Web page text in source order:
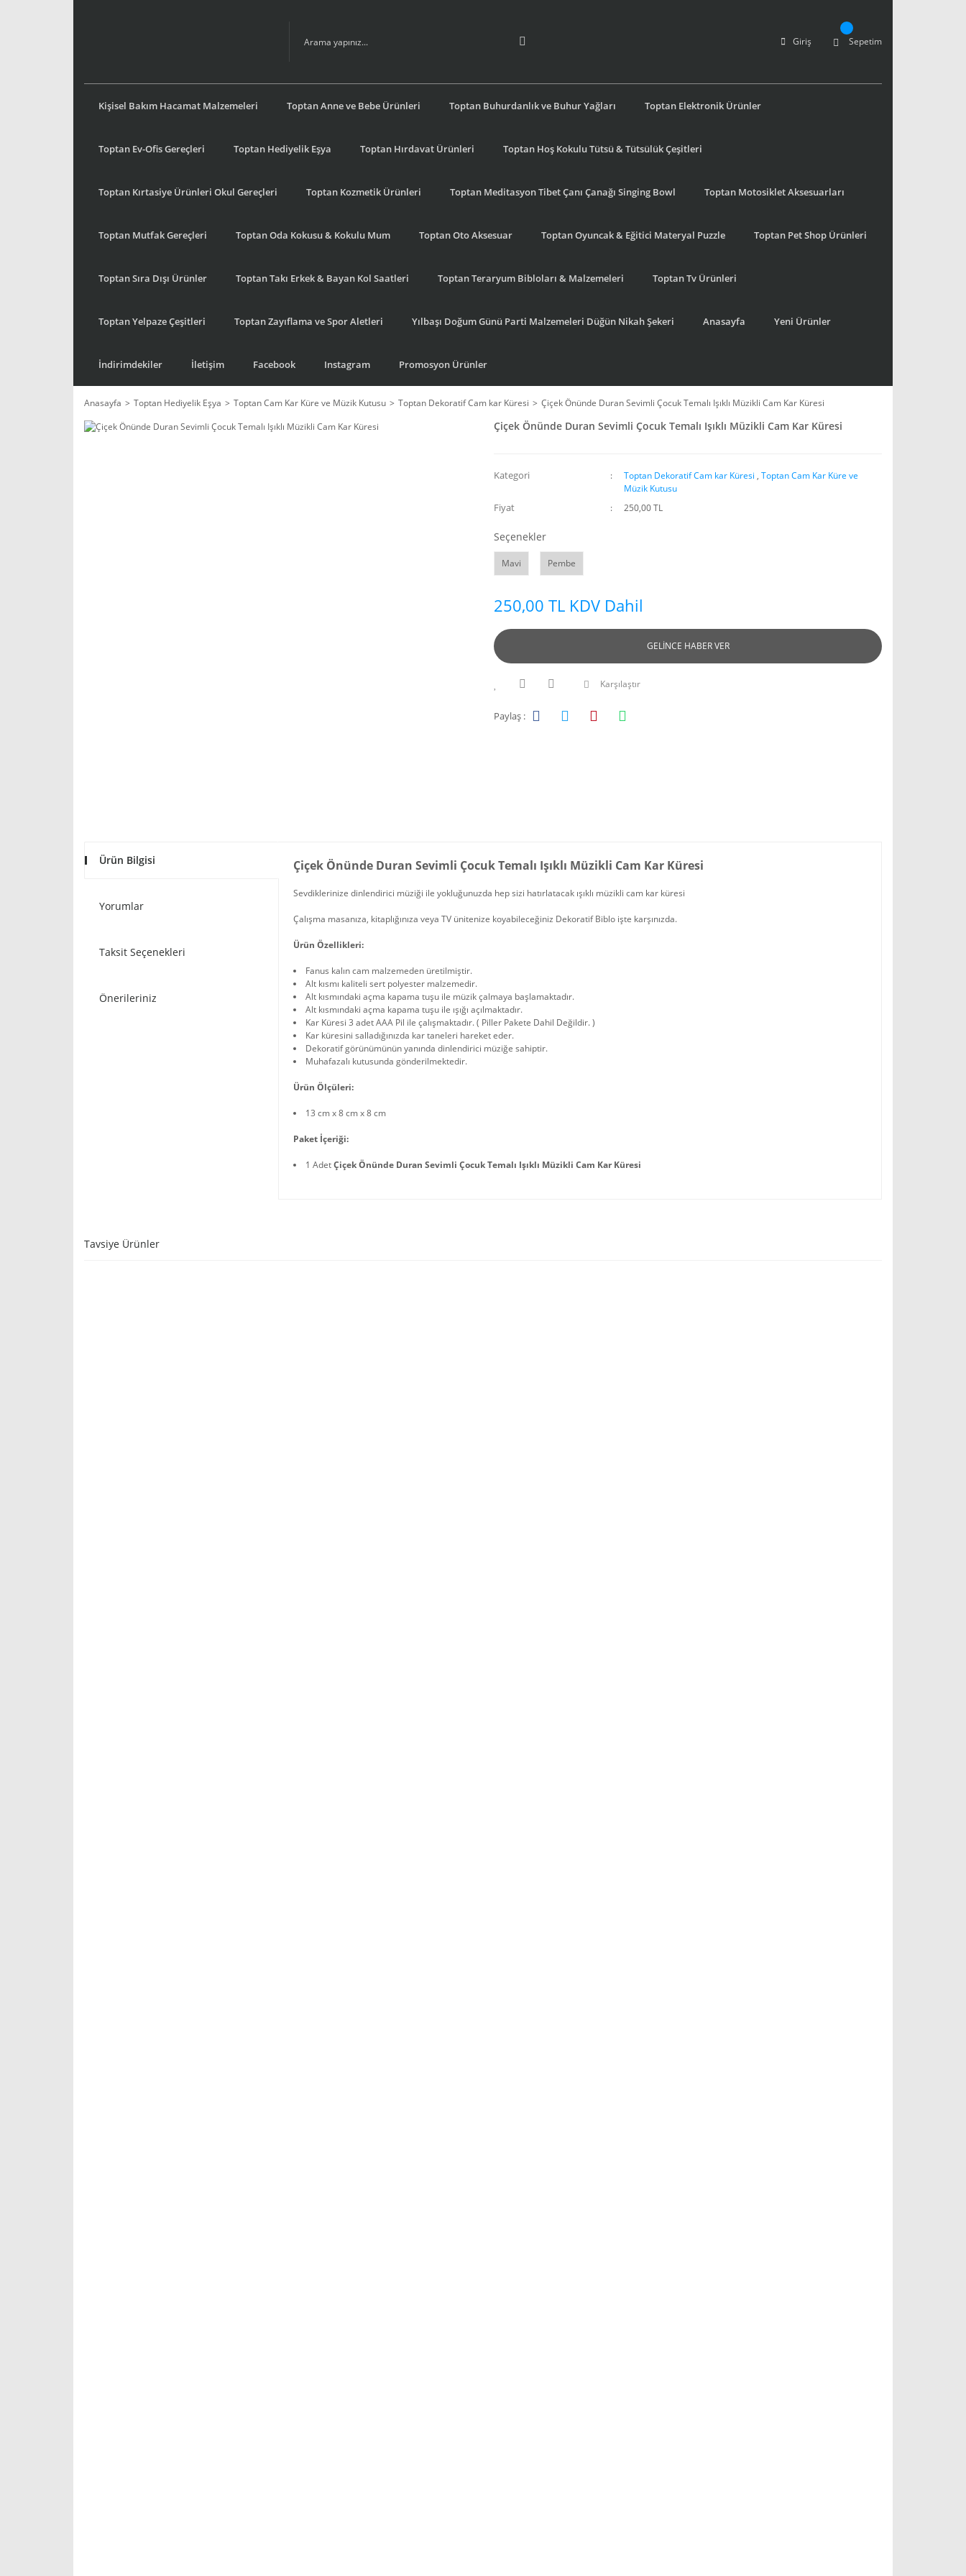
Giriş Sepetim
Kişisel Bakım Hacamat Malzemeleri Toptan Anne ve Bebe Ürünleri Toptan Buhurdanlık ve Buhur Yağları Toptan Elektronik Ürünler
Toptan Ev-Ofis Gereçleri Toptan Hediyelik Eşya Toptan Hırdavat Ürünleri Toptan Hoş Kokulu Tütsü & Tütsülük Çeşitleri
Toptan Kırtasiye Ürünleri Okul Gereçleri Toptan Kozmetik Ürünleri Toptan Meditasyon Tibet Çanı Çanağı Singing Bowl Toptan Motosiklet Aksesuarları
Toptan Mutfak Gereçleri Toptan Oda Kokusu & Kokulu Mum Toptan Oto Aksesuar Toptan Oyuncak & Eğitici Materyal Puzzle Toptan Pet Shop Ürünleri
Toptan Sıra Dışı Ürünler Toptan Takı Erkek & Bayan Kol Saatleri Toptan Teraryum Bibloları & Malzemeleri Toptan Tv Ürünleri
Toptan Yelpaze Çeşitleri Toptan Zayıflama ve Spor Aletleri Yılbaşı Doğum Günü Parti Malzemeleri Düğün Nikah Şekeri Anasayfa Yeni Ürünler
İndirimdekiler İletişim Facebook Instagram Promosyon Ürünler
Anasayfa Toptan Hediyelik Eşya Toptan Cam Kar Küre ve Müzik Kutusu Toptan Dekoratif Cam kar Küresi Çiçek Önünde Duran Sevimli Çocuk Temalı Işıklı Müzikli Cam Kar Küresi
Çiçek Önünde Duran Sevimli Çocuk Temalı Işıklı Müzikli Cam Kar Küresi
Kategori Toptan Dekoratif Cam kar Küresi , Toptan Cam Kar Küre ve
Müzik Kutusu
Fiyat 250,00 TL
Seçenekler
Mavi Pembe
250,00 TL KDV Dahil
GELİNCE HABER VER
Karşılaştır
Paylaş :
Ürün Bilgisi
Yorumlar
Taksit Seçenekleri
Önerileriniz
Çiçek Önünde Duran Sevimli Çocuk Temalı Işıklı Müzikli Cam Kar Küresi
Sevdiklerinize dinlendirici müziği ile yokluğunuzda hep sizi hatırlatacak ışıklı müzikli cam kar küresi
Çalışma masanıza, kitaplığınıza veya TV ünitenize koyabileceğiniz Dekoratif Biblo işte karşınızda.
Ürün Özellikleri:
Fanus kalın cam malzemeden üretilmiştir.
Alt kısmı kaliteli sert polyester malzemedir.
Alt kısmındaki açma kapama tuşu ile müzik çalmaya başlamaktadır.
Alt kısmındaki açma kapama tuşu ile ışığı açılmaktadır.
Kar Küresi 3 adet AAA Pil ile çalışmaktadır. ( Piller Pakete Dahil Değildir. )
Kar küresini salladığınızda kar taneleri hareket eder.
Dekoratif görünümünün yanında dinlendirici müziğe sahiptir.
Muhafazalı kutusunda gönderilmektedir.
Ürün Ölçüleri:
13 cm x 8 cm x 8 cm
Paket İçeriği:
1 AdetÇiçek Önünde Duran Sevimli Çocuk Temalı Işıklı Müzikli Cam Kar Küresi
Tavsiye Ürünler